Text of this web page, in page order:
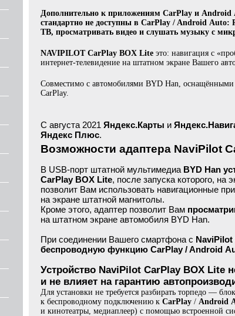
Дополнительно к приложениям CarPlay и Android
стандартно не доступны в CarPlay / Android
ТВ, просматривать видео и слушать музыку с
NAVIPILOT CarPlay BOX Lite это: навигация с
интернет-телевидение на штатном экране Вашего
Совместимо с автомобилями BYD Han,
CarPlay.
С августа 2021 Яндекс.Карты и
Яндекс Плюс.
Возможности адаптера NaviPilot
В USB-порт штатной мультимедиа BYD Han
CarPlay BOX Lite, после запуска которого, на
позволит Вам использовать навигационные
на экране штатной магнитолы.
Кроме этого, адаптер позволит Вам
на штатном экране автомобиля BYD Han.
При соединении Вашего смартфона с NaviPilot
беспроводную функцию CarPlay / Android
Устройство NaviPilot CarPlay BOX Lite
и не влияет на гарантию
Для установки не требуется разбирать торпедо —
к беспроводному подключению к CarPlay / Android
и кинотеатры, медиаплеер) с помощью встроенной